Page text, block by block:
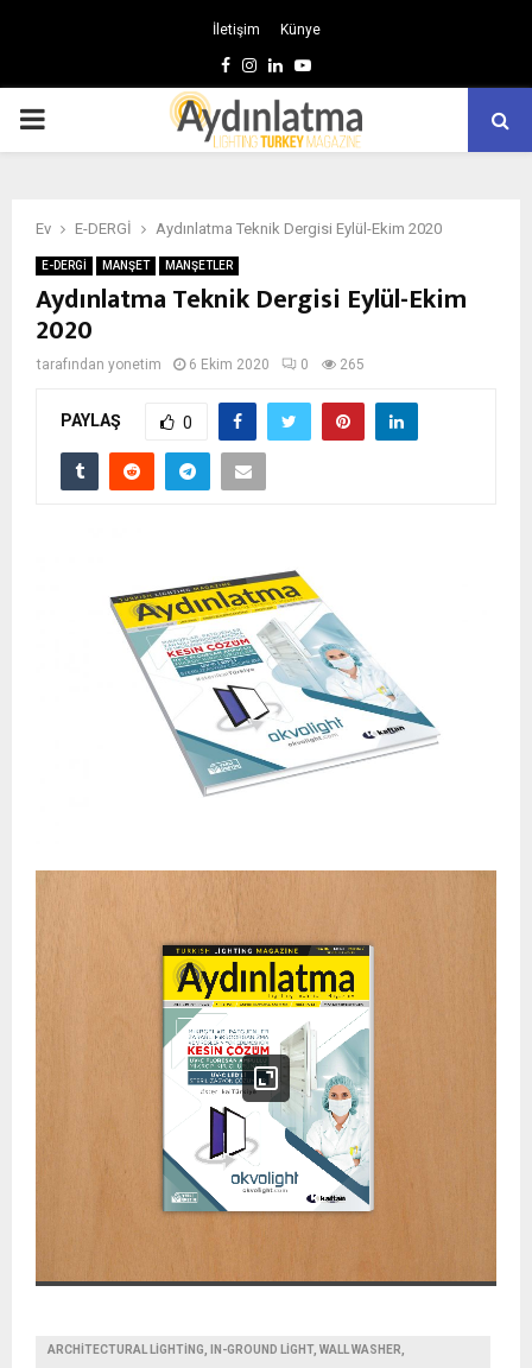
İletişim Künye
Facebook
Instagram
LinkedinYoutube
BIRINCIL
Ev E-DERGİ Aydınlatma Teknik Dergisi Eylül-Ekim 2020
E-DERGİ MANŞET MANŞETLER
Aydınlatma Teknik Dergisi Eylül-Ekim
2020
tarafından yonetim 6 Ekim 2020 0 265
PAYLAŞ 0
ARCHITECTURAL LIGHTING, IN-GROUND LIGHT, WALL WASHER,